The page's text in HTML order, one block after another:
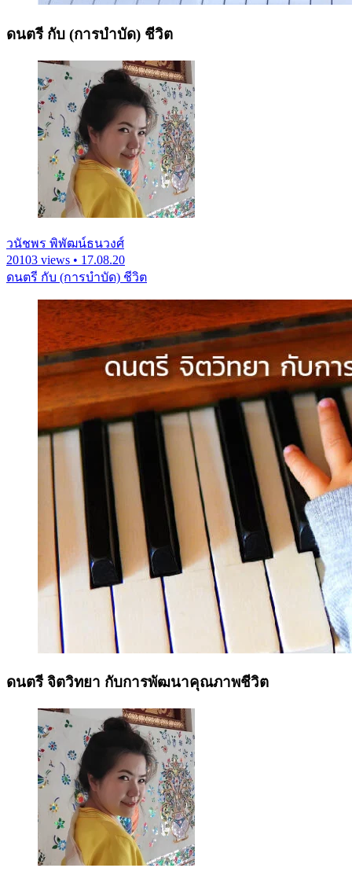
ดนตรี กับ (การบำบัด) ชีวิต
วนัชพร พิพัฒน์ธนวงศ์
20103 views • 17.08.20
ดนตรี กับ (การบำบัด) ชีวิต
ดนตรี จิตวิทยา กับการพัฒนาคุณภาพชีวิต